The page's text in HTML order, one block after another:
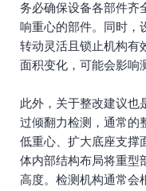
务必确保设备各部件齐
响重心的部件。同时，
转动灵活且锁止机构有
面积变化，可能会影响
此外，关于整改建议也
过倾翻力检测，通常的
低重心、扩大底座支撑
体内部结构布局将重型
高度。检测机构通常会